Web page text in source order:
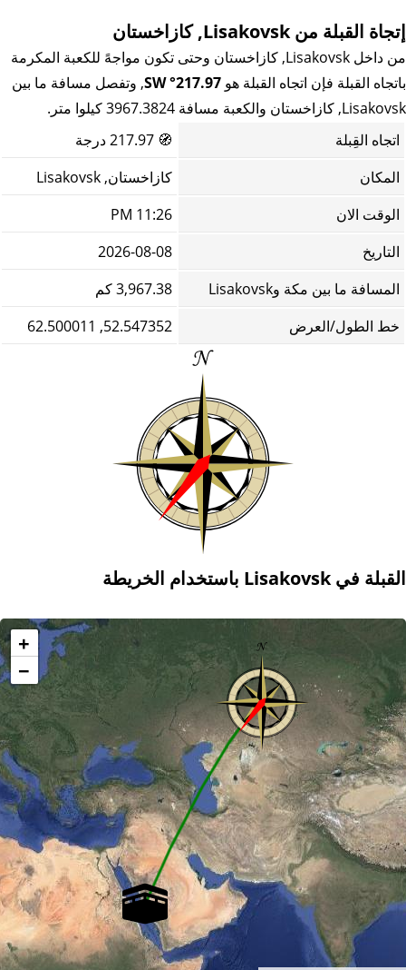
إتجاة القبلة من Lisakovsk, كازاخستان
من داخل Lisakovsk, كازاخستان وحتى تكون مواجهً للكعبة المكرمة
باتجاه القبلة فإن اتجاه القبلة هو 217.97° SW
, وتفصل مسافة ما بين
Lisakovsk, كازاخستان والكعبة مسافة 3967.3824 كيلوا متر.
اتجاه القِبلة
🧭
المكان
كازاخستان, Lisakovsk
الوقت الان
11:26 PM
التاريخ
2026-08-08
المسافة ما بين مكة وLisakovsk
3,967.38 كم
خط الطول/العرض
52.547352, 62.500011
القبلة في Lisakovsk باستخدام الخريطة
+
−